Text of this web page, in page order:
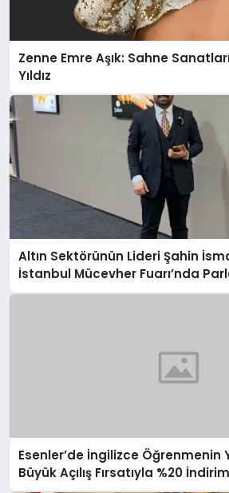
Zenne Emre Aşık: Sahne
Yıldız
Altın Sektörünün Lideri Şahin
İstanbul Mücevher Fuarı’nda
Esenler’de İngilizce Öğrenmenin
Büyük Açılış Fırsatıyla %20